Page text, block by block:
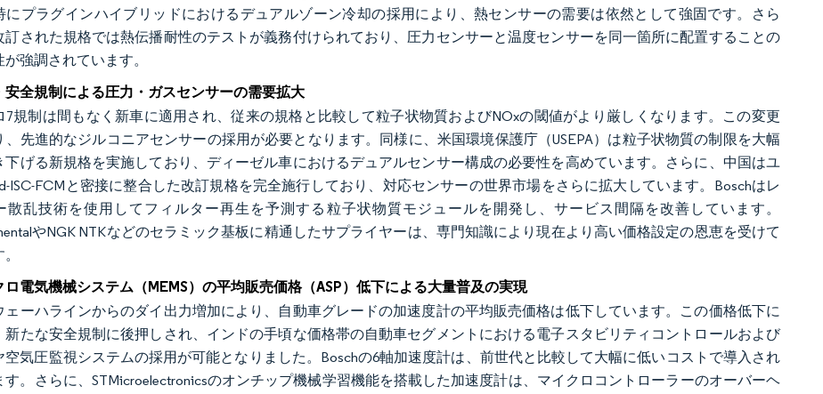
にプラグインハイブリッドにおけるデュアルゾーン冷却の採用により、熱センサーの需要は依然として強固です。さら
訂された規格では熱伝播耐性のテストが義務付けられており、圧力センサーと温度センサーを同一箇所に配置することの
強調されています。
安全規制による圧力・ガスセンサーの需要拡大
7規制は間もなく新車に適用され、従来の規格と比較して粒子状物質およびNOxの閾値がより厳しくなります。この変更
、先進的なジルコニアセンサーの採用が必要となります。同様に、米国環境保護庁（USEPA）は粒子状物質の制限を大幅
下げる新規格を実施しており、ディーゼル車におけるデュアルセンサー構成の必要性を高めています。さらに、中国はユ
ISC-FCMと密接に整合した改訂規格を完全施行しており、対応センサーの世界市場をさらに拡大しています。Boschはレ
散乱技術を使用してフィルター再生を予測する粒子状物質モジュールを開発し、サービス間隔を改善しています。
やNGK NTKなどのセラミック基板に精通したサプライヤーは、専門知識により現在より高い価格設定の恩恵を受けて
ロ電気機械システム（MEMS）の平均販売価格（ASP）低下による大量普及の実現
ェーハラインからのダイ出力増加により、自動車グレードの加速度計の平均販売価格は低下しています。この価格低下に
新たな安全規制に後押しされ、インドの手頃な価格帯の自動車セグメントにおける電子スタビリティコントロールおよび
空気圧監視システムの採用が可能となりました。Boschの6軸加速度計は、前世代と比較して大幅に低いコストで導入され
す。さらに、STMicroelectronicsのオンチップ機械学習機能を搭載した加速度計は、マイクロコントローラーのオーバーヘ